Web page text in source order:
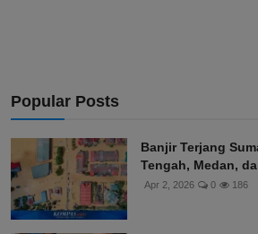
Popular Posts
Banjir Terjang
Tengah, Medan,
Apr 2, 2026 0 186